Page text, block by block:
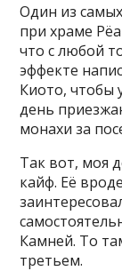
Один из
при храме
что с любой
эффекте
Киото, чтобы
день
монахи за
Так вот, моя
кайф. Её
Камней. То
третьем.